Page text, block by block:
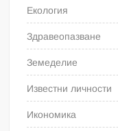
Екология
Здравеопазване
Земеделие
Известни личности
Икономика